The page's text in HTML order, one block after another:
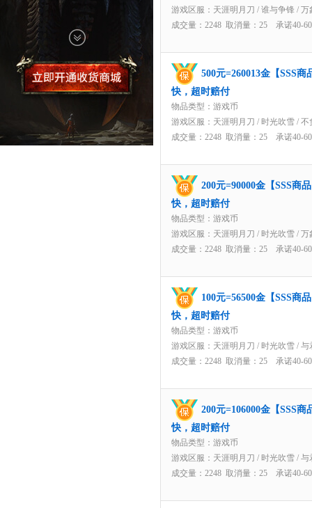
游戏区服： 天涯明月刀 / 谁与争锋 / 万
成交量：2248 取消量：25 承诺40-
500元=260013金【SSS
快，超时赔付
物品类型：游戏币
游戏区服： 天涯明月刀 / 时光吹雪 / 不
成交量：2248 取消量：25 承诺40-
200元=90000金【SSS商
快，超时赔付
物品类型：游戏币
游戏区服： 天涯明月刀 / 时光吹雪 / 万
成交量：2248 取消量：25 承诺40-
100元=56500金【SSS商
快，超时赔付
物品类型：游戏币
游戏区服： 天涯明月刀 / 时光吹雪 / 与
成交量：2248 取消量：25 承诺40-
200元=106000金【SSS
快，超时赔付
物品类型：游戏币
游戏区服： 天涯明月刀 / 时光吹雪 / 与
成交量：2248 取消量：25 承诺40-